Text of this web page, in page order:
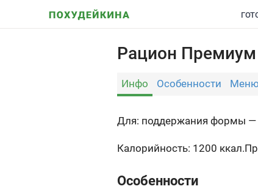
Рацион Премиум
Инфо Особенности
Для: поддержания формы —
Калорийность: 1200 ккал.
Особенности